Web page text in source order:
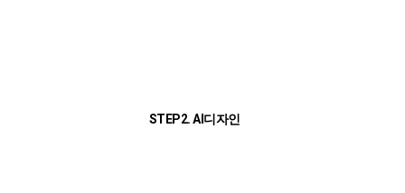
STEP2. AI디자인